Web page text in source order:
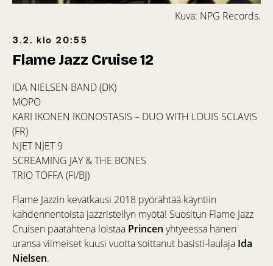
Kuva: NPG Records.
3.2. klo 20:55
Flame Jazz Cruise 12
IDA NIELSEN BAND (DK)
MOPO
KARI IKONEN IKONOSTASIS – DUO WITH LOUIS SCLAVIS
(FR)
NJET NJET 9
SCREAMING JAY & THE BONES
TRIO TOFFA (FI/BJ)
Flame Jazzin kevätkausi 2018 pyörähtää käyntiin
kahdennentoista jazzristeilyn myötä! Suositun Flame Jazz
Cruisen päätähtenä loistaa Princen yhtyeessä hänen
uransa viimeiset kuusi vuotta soittanut basisti-laulaja Ida
Nielsen.